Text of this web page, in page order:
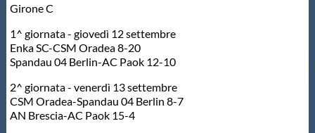
Qualità
Sostenibilità
Girone C
1^ giornata - giovedì 12 settembre
Enka SC-CSM Oradea 8-20
Spandau 04 Berlin-AC Paok 12-10
2^ giornata - venerdì 13 settembre
CSM Oradea-Spandau 04 Berlin 8-7
AN Brescia-AC Paok 15-4